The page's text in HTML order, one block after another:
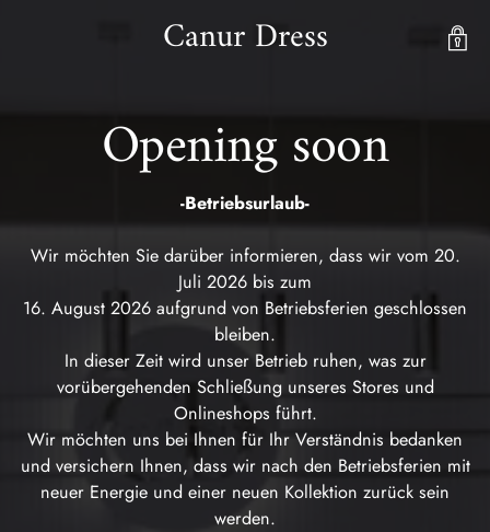
Canur Dress
Opening soon
-Betriebsurlaub-
Wir möchten Sie darüber informieren, dass wir vom 20.
Juli 2026 bis zum
16. August 2026 aufgrund von Betriebsferien geschlossen
bleiben.
In dieser Zeit wird unser Betrieb ruhen, was zur
vorübergehenden Schließung unseres Stores und
Onlineshops führt.
Wir möchten uns bei Ihnen für Ihr Verständnis bedanken
und versichern Ihnen, dass wir nach den Betriebsferien mit
neuer Energie und einer neuen Kollektion zurück sein
werden.